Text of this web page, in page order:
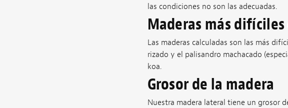
las condiciones no son las adecuadas.
Maderas más
Las maderas calculadas son las más
rizado y el palisandro machacado
koa.
Grosor de la madera
Nuestra madera lateral tiene un grosor